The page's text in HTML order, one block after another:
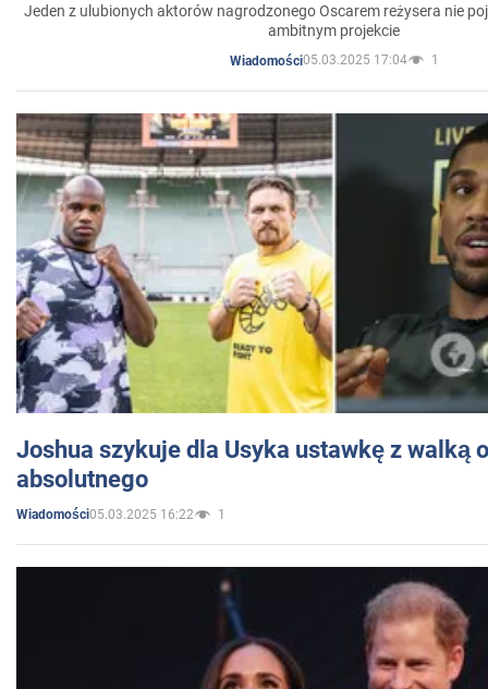
Jeden z ulubionych aktorów nagrodzonego Oscarem reżysera nie
ambitnym projekcie
Wiadomości05.03.2025 17:04 1
Joshua szykuje dla Usyka ustawkę z walką
absolutnego
Wiadomości05.03.2025 16:22 1